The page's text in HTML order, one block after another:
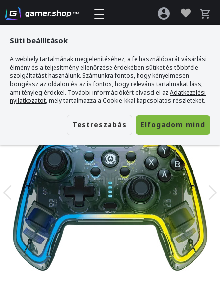
Gamer webshop >CANYON Brighter GP-02 Kontroller Gamepad
Süti beállítások
A webhely tartalmának megjelenítéséhez, a felhasználóbarát vásárlási
élmény és a teljesítmény ellenőrzése érdekében sütiket és többféle
szolgáltatást használunk. Számunkra fontos, hogy kényelmesen
böngéssz az oldalon és az is fontos, hogy releváns tartalmakat láss,
ami tényleg érdekel. További információkért olvasd el azAdatkezelési
nyilatkozatot, mely tartalmazza a Cookie-kkal kapcsolatos részleteket.
Testreszabás Elfogadom mind